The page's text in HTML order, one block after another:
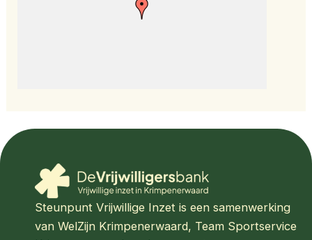
Steunpunt Vrijwillige Inzet is een samenwerking
van WelZijn Krimpenerwaard, Team Sportservice